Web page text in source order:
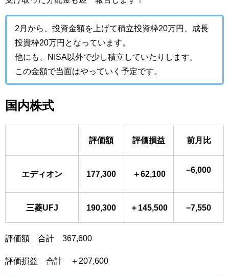
2月から、投資金額を上げて積立投資枠20万円、成長
投資枠20万円となっています。
他にも、NISA以外で少し積立していたりします。
この金額で当面はやっていく予定です。
国内株式
評価額 評価損益 前月比
エディオン 177,300 ＋62,100 −6,000
三菱UFJ 190,300 ＋145,500 −7,550
評価額 合計 367,600
評価損益 合計 ＋207,600